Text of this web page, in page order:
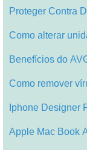
Proteger Contra
Como alterar
Benefícios do
Como remover
Iphone Designer
Apple Mac Book